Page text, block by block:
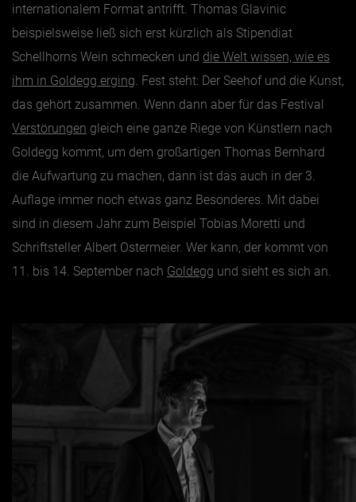
internationalem Format antrifft. Thomas Glavinic
beispielsweise ließ sich erst kürzlich als Stipendiat
Schellhorns Wein schmecken und die Welt wissen, wie es
ihm in Goldegg erging . Fest steht: Der Seehof und die Kunst,
das gehört zusammen. Wenn dann aber für das Festival
Verstörungen gleich eine ganze Riege von Künstlern nach
Goldegg kommt, um dem großartigen Thomas Bernhard
die Aufwartung zu machen, dann ist das auch in der 3.
Auflage immer noch etwas ganz Besonderes. Mit dabei
sind in diesem Jahr zum Beispiel Tobias Moretti und
Schriftsteller Albert Ostermeier. Wer kann, der kommt von
11. bis 14. September nach Goldegg und sieht es sich an.